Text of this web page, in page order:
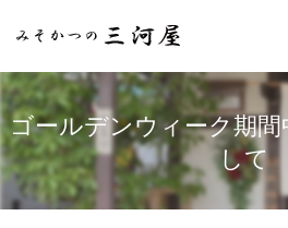
ゴールデンウィーク期間
して